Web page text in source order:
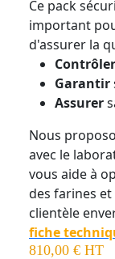
Ce pack
important
d'assurer la
Contrôler
Garantir
Assurer
Nous
avec le
vous aide à
des farines
clientèle
fiche
810,00 € HT